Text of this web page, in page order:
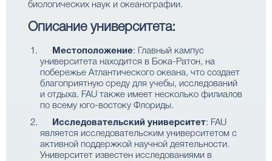
биологических наук и океанографии.
Описание университета:
Местоположение: Главный кампус
университета находится в Бока-Ратон, на
побережье Атлантического океана, что создает
благоприятную среду для учебы, исследований
и отдыха. FAU также имеет несколько филиалов
по всему юго-востоку Флориды.
Исследовательский университет: FAU
является исследовательским университетом с
активной поддержкой научной деятельности.
Университет известен исследованиями в